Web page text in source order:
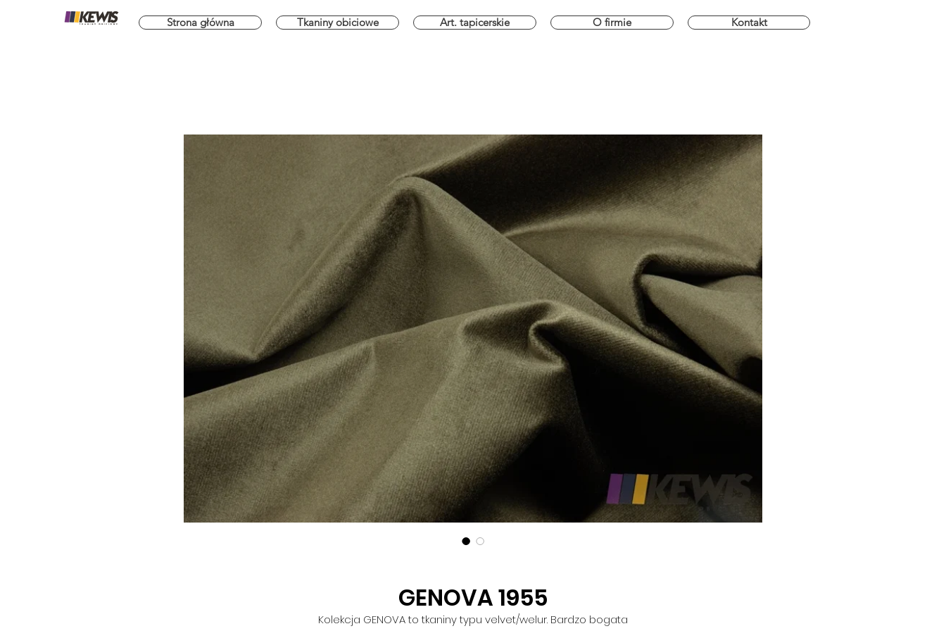
Strona główna Tkaniny obiciowe Art. tapicerskie O firmie Kontakt
GENOVA 1955
Kolekcja GENOVA to tkaniny typu velvet/welur. Bardzo bogata